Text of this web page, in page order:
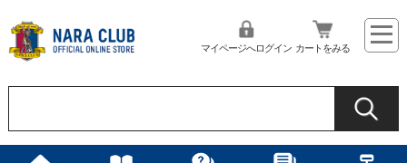
マイページへログイン カートをみる